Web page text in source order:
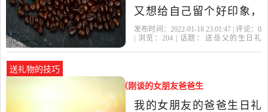
又想给自己留个好印象，
还是送的实用的比较好，
的，一片心意只要老人喜
欢就行。看看岳父有什么
发布时间：2022-01-18 23:01:47 | 评论： 0
| 浏览：204 | 话题：
送岳父的生日礼
送礼物的技巧
第一次送女朋友爸爸生日礼物（刚谈的女朋友爸爸生
我的女朋友的爸爸生日礼